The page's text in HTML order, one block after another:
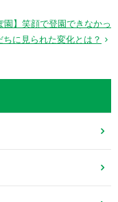
園】笑顔で登園できなかっ
ちに見られた変化とは？